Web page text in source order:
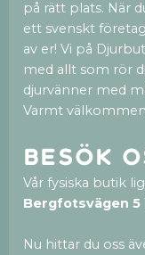
på rätt plats. När
ett svenskt
av er! Vi på
med allt som rör
djurvänner med
Varmt
Besök
Vår fysiska butik
Bergfotsvägen 5
Nu hittar du oss